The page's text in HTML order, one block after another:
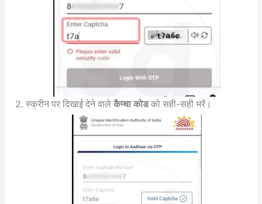
स्क्रीन पर दिखाई देने वाले कैप्चा कोडको सही-सही भरें।